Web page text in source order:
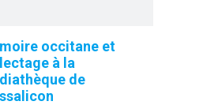
occitane et
à la
de